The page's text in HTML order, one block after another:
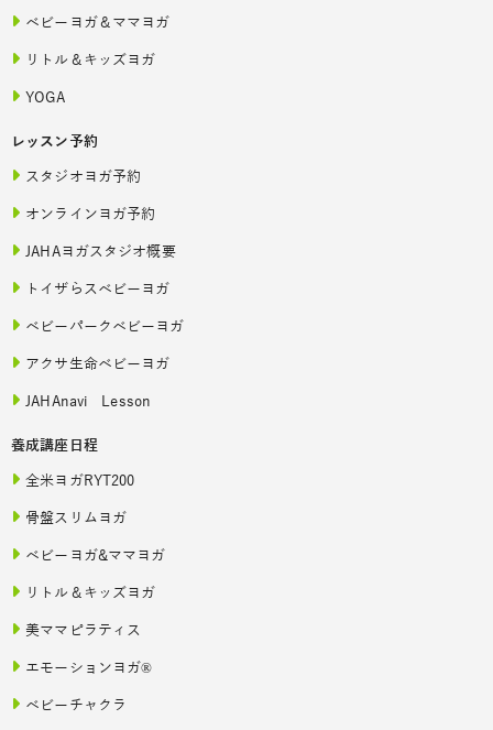
ベビーヨガ＆ママヨガ
リトル＆キッズヨガ
YOGA
レッスン予約
スタジオヨガ予約
オンラインヨガ予約
JAHAヨガスタジオ概要
トイザらスベビーヨガ
ベビーパークベビーヨガ
アクサ生命ベビーヨガ
JAHAnavi Lesson
養成講座日程
全米ヨガRYT200
骨盤スリムヨガ
ベビーヨガ&ママヨガ
リトル＆キッズヨガ
美ママピラティス
エモーションヨガ®
ベビーチャクラ